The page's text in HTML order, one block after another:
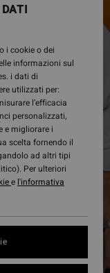
i cookie o dei
informazioni sul
i dati di
utilizzati per:
l’efficacia
personalizzati,
e migliorare i
scelta fornendo il
ad altri tipi
Per ulteriori
e l'informativa